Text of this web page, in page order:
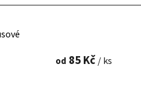
od 85 Kč / ks